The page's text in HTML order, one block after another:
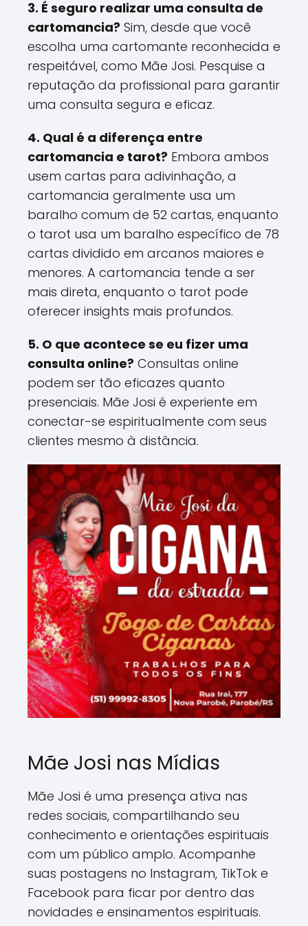
3. É seguro realizar uma consulta de
cartomancia? Sim, desde que você
escolha uma cartomante reconhecida e
respeitável, como Mãe Josi. Pesquise a
reputação da profissional para garantir
uma consulta segura e eficaz.
4. Qual é a diferença entre
cartomancia e tarot? Embora ambos
usem cartas para adivinhação, a
cartomancia geralmente usa um
baralho comum de 52 cartas, enquanto
o tarot usa um baralho específico de 78
cartas dividido em arcanos maiores e
menores. A cartomancia tende a ser
mais direta, enquanto o tarot pode
oferecer insights mais profundos​.
5. O que acontece se eu fizer uma
consulta online? Consultas online
podem ser tão eficazes quanto
presenciais. Mãe Josi é experiente em
conectar-se espiritualmente com seus
clientes mesmo à distância​.
Mãe Josi nas Mídias
Mãe Josi é uma presença ativa nas
redes sociais, compartilhando seu
conhecimento e orientações espirituais
com um público amplo. Acompanhe
suas postagens no Instagram, TikTok e
Facebook para ficar por dentro das
novidades e ensinamentos espirituais.